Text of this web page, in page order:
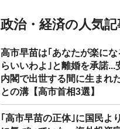
政治・経済の人気記
高市早苗は｢あなたが楽にな
らいいわよ｣と離婚を承諾...
内閣で出世する間に生まれ
との溝【高市首相3選】
｢高市早苗の正体｣に国民よ